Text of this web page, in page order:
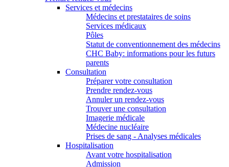
Services et médecins
Médecins et prestataires de soins
Services médicaux
Pôles
Statut de conventionnement des médecins
CHC Baby: informations pour les futurs
parents
Consultation
Préparer votre consultation
Prendre rendez-vous
Annuler un rendez-vous
Trouver une consultation
Imagerie médicale
Médecine nucléaire
Prises de sang - Analyses médicales
Hospitalisation
Avant votre hospitalisation
Admission